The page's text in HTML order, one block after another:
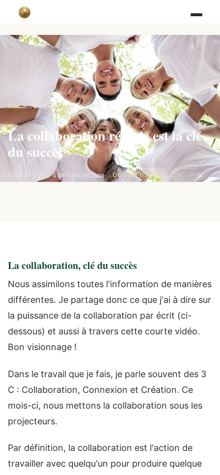
Accueil/Blog/On-Line Training
La collaboration réussie est la clé
du succès
May 9, 2022·4 min de lecture· On-Line Training
La collaboration, clé du succès
Nous assimilons toutes l'information de manières
différentes. Je partage donc ce que j'ai à dire sur
la puissance de la collaboration par écrit (ci-
dessous) et aussi à travers cette courte vidéo.
Bon visionnage !
Dans le travail que je fais, je parle souvent des 3
C : Collaboration, Connexion et Création. Ce
mois-ci, nous mettons la collaboration sous les
projecteurs.
Par définition, la collaboration est l'action de
travailler avec quelqu'un pour produire quelque